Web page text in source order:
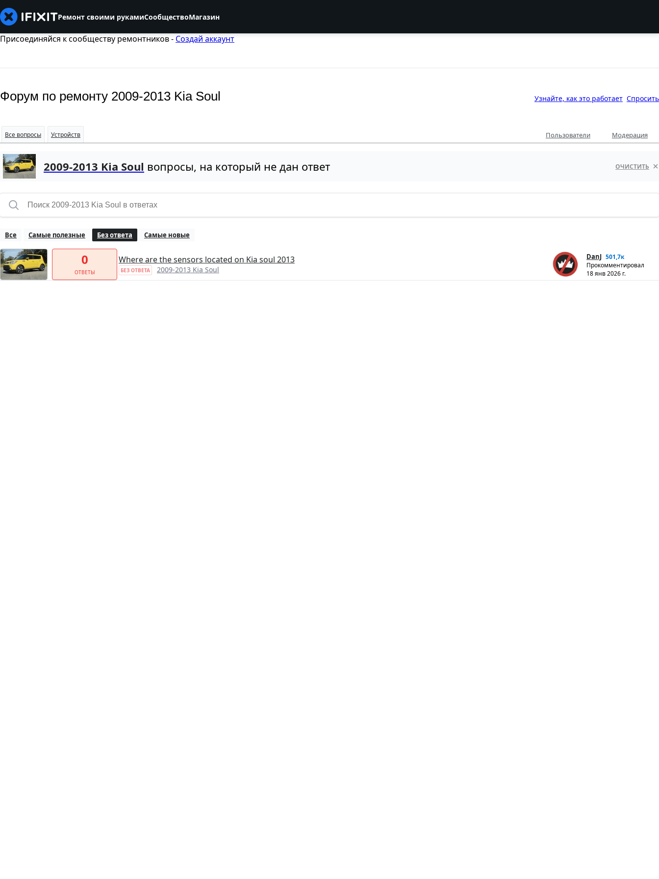
Ремонт своими рукамиСообществоМагазин
Присоединяйся к сообществу ремонтников - Создай аккаунт
Форум по ремонту 2009-2013 Kia Soul Узнайте, как это работает Спросить
Все вопросы Устройств Пользователи Модерация
2009-2013 Kia Soul вопросы, на который не дан ответ ОЧИСТИТЬ
Все Самые полезные Без ответа Самые новые
0
ОТВЕТЫ
Where are the sensors located on Kia soul 2013
БЕЗ ОТВЕТА 2009-2013 Kia Soul
DanJ 501,7к
Прокомментировал
18 янв 2026 г.